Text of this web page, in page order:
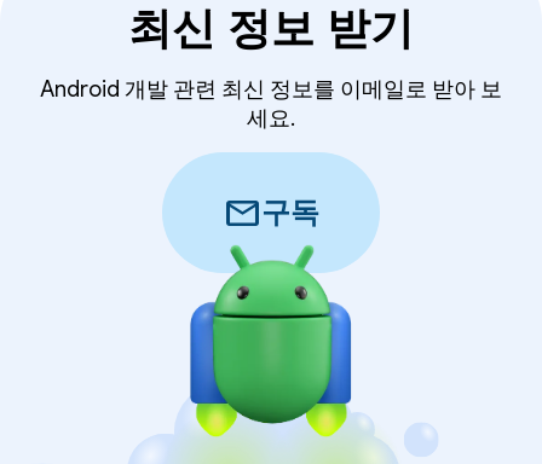
최신 정보 받기
Android 개발 관련 최신 정보를 이메일로 받아 보
세요.
mail구독